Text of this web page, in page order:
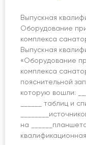
Выпускная
Оборудование
комплекса
Выпускная
«Оборудование
комплекса
пояснительной
которую вошли:
______ таблиц и
на
квалификационная